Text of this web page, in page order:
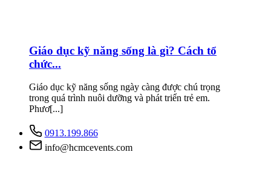
Giáo dục kỹ năng sống là gì? Cách tổ
chức...
Giáo dục kỹ năng sống ngày càng được chú trọng
trong quá trình nuôi dưỡng và phát triển trẻ em.
Phươ[...]
0913.199.866
info@hcmcevents.com